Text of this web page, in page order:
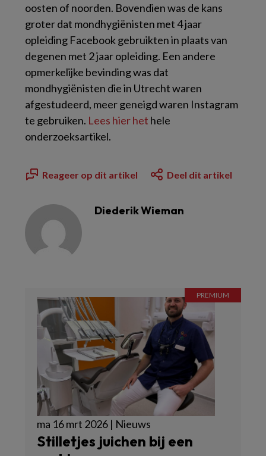
oosten of noorden. Bovendien was de kans
groter dat mondhygiënisten met 4 jaar
opleiding Facebook gebruikten in plaats van
degenen met 2 jaar opleiding. Een andere
opmerkelijke bevinding was dat
mondhygiënisten die in Utrecht waren
afgestudeerd, meer geneigd waren Instagram
te gebruiken. Lees hier het hele
onderzoeksartikel.
Reageer op dit artikel Deel dit artikel
Diederik Wieman
ma 16 mrt 2026 | Nieuws
Stilletjes juichen bij een